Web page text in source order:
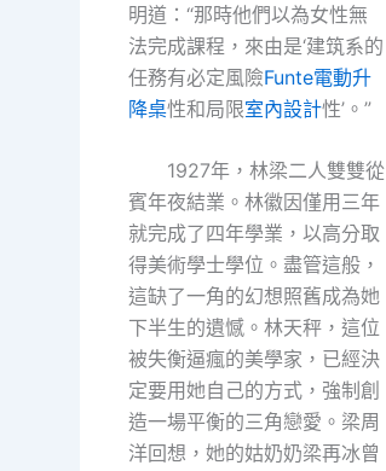
明道：“那時他們以為女性無
法完成課程，來由是‘建筑系的
任務有必定風險Funte電動升
降桌性和局限室內設計性’。”
1927年，林梁二人雙雙從
賓年夜結業。林徽因僅用三年
就完成了四年學業，以高分取
得美術學士學位。盡管這般，
這缺了一角的幻想照舊成為她
下半生的遺憾。林天秤，這位
被失衡逼瘋的美學家，已經決
定要用她自己的方式，強制創
造一場平衡的三角戀愛。梁周
洋回想，她的姑奶奶梁再冰曾